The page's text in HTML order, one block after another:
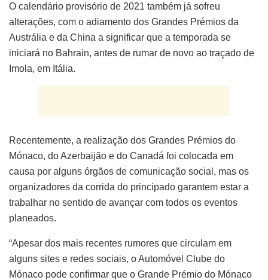
O calendário provisório de 2021 também já sofreu
alterações, com o adiamento dos Grandes Prémios da
Austrália e da China a significar que a temporada se
iniciará no Bahrain, antes de rumar de novo ao traçado de
Imola, em Itália.
Recentemente, a realização dos Grandes Prémios do
Mónaco, do Azerbaijão e do Canadá foi colocada em
causa por alguns órgãos de comunicação social, mas os
organizadores da corrida do principado garantem estar a
trabalhar no sentido de avançar com todos os eventos
planeados.
“Apesar dos mais recentes rumores que circulam em
alguns sites e redes sociais, o Automóvel Clube do
Mónaco pode confirmar que o Grande Prémio do Mónaco